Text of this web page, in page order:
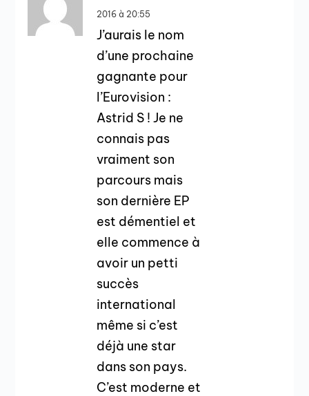
2016 à 20:55
J’aurais le nom
d’une prochaine
gagnante pour
l’Eurovision :
Astrid S ! Je ne
connais pas
vraiment son
parcours mais
son dernière EP
est démentiel et
elle commence à
avoir un petti
succès
international
même si c’est
déjà une star
dans son pays.
C’est moderne et